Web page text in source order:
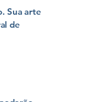
Sua arte
de